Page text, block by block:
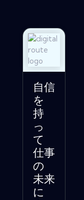
自信
を
持
っ
て
仕事
の
未来
に